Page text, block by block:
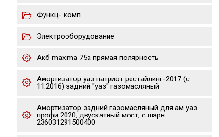
Функц- комп
Электрооборудование
Акб maxima 75a прямая полярность
Амортизатор уаз патриот рестайлинг-2017 (с
11.2016) задний "уаз" газомасляный
Амортизатор задний газомасляный для ам уаз
профи 2020, двускатный мост, с шарн
236031291500400